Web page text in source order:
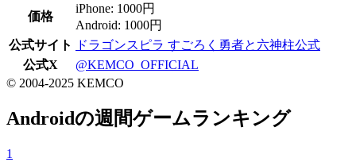
価格
iPhone: 1000円
Android: 1000円
公式サイト
ドラゴンスピラ すごろく勇者と六神柱公式
公式X
@KEMCO_OFFICIAL
© 2004-2025 KEMCO
Androidの週間ゲームランキング
1